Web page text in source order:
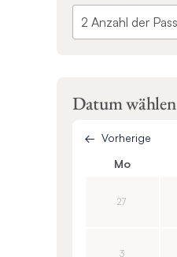
Datum wählen
Vorherige
Mo
27
3